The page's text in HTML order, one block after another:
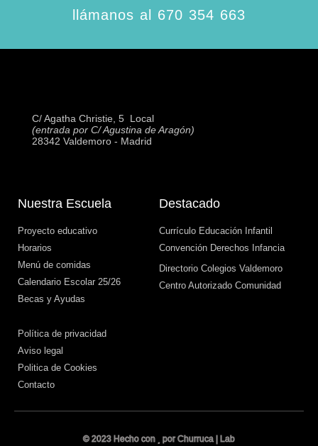
llámanos al 670 354 663
C/ Agatha Christie, 5  Local
(entrada por C/ Agustina de Aragón)
28342 Valdemoro - Madrid
Nuestra Escuela
Proyecto educativo
Horarios
Menú de comidas
Calendario Escolar 25/26
Becas y Ayudas
Destacado
Currículo Educación Infantil
Convención Derechos Infancia
Directorio Colegios Valdemoro
Centro Autorizado Comunidad
Política de privacidad
Aviso legal
Politica de Cookies
Contacto
© 2023 Hecho con por Churruca | Lab